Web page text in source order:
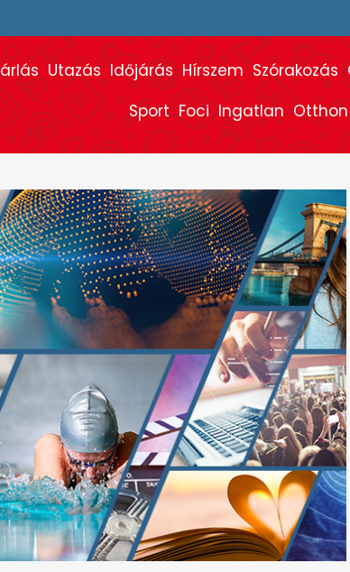
Utazás Időjárás Hírszem Szórakozás
Sport Foci Ingatlan Otthon